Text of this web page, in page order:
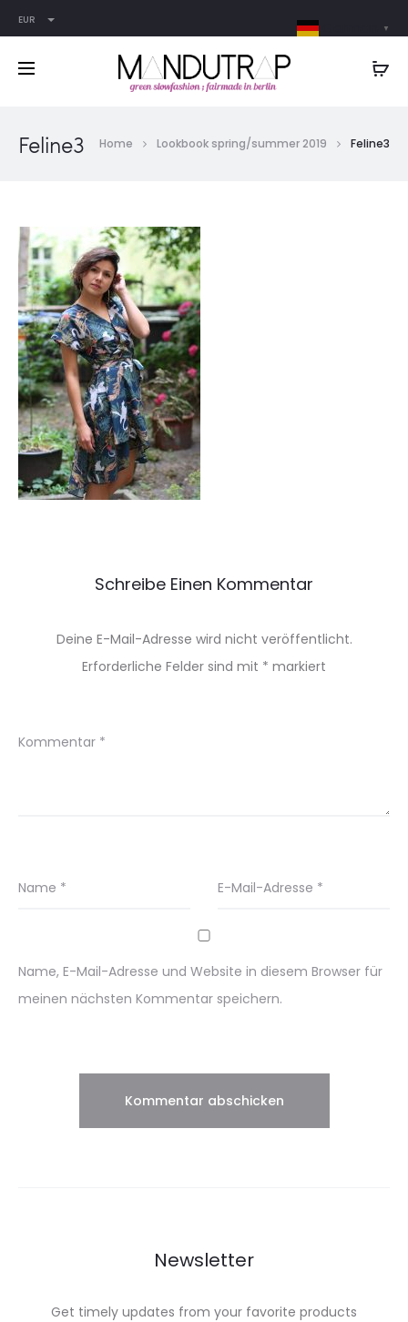
EUR
Feline3 Home Lookbook spring/summer 2019 Feline3
Schreibe Einen Kommentar
Deine E-Mail-Adresse wird nicht veröffentlicht.
Erforderliche Felder sind mit * markiert
Kommentar *
Name * E-Mail-Adresse *
Name, E-Mail-Adresse und Website in diesem Browser für
meinen nächsten Kommentar speichern.
Newsletter
Get timely updates from your favorite products
▼